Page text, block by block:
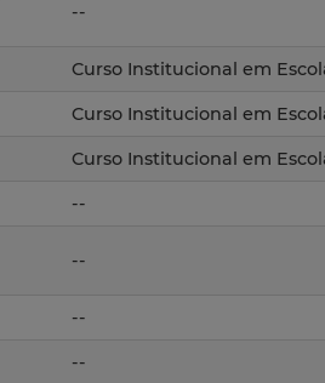
--
Curso Institucional em
Curso Institucional em
Curso Institucional em
--
--
--
--